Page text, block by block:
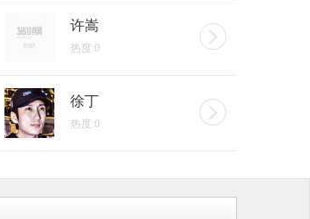
许嵩
热度:0
徐丁
热度:0